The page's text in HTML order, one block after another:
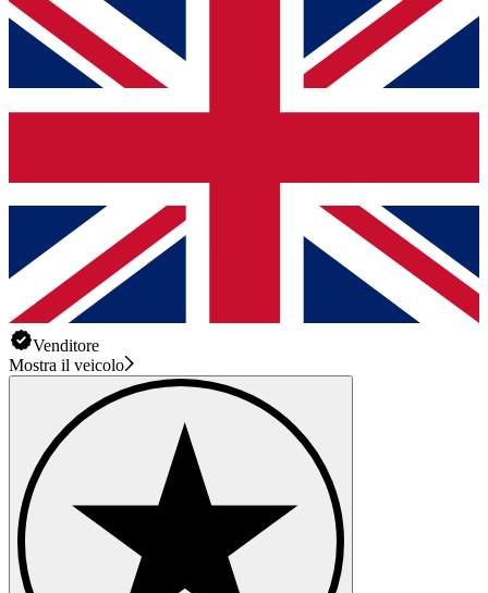
Venditore
Mostra il veicolo